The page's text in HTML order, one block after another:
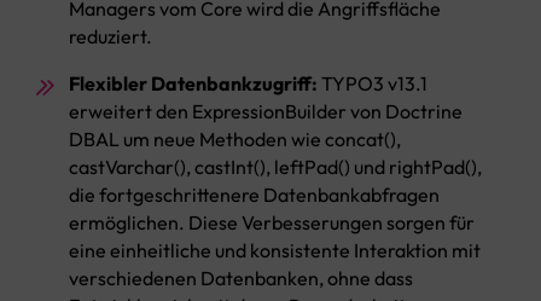
Managers vom Core wird die Angriffsfläche
reduziert.
Flexibler Datenbankzugriff: TYPO3 v13.1
erweitert den ExpressionBuilder von Doctrine
DBAL um neue Methoden wie concat(),
castVarchar(), castInt(), leftPad() und rightPad(),
die fortgeschrittenere Datenbankabfragen
ermöglichen. Diese Verbesserungen sorgen für
eine einheitliche und konsistente Interaktion mit
verschiedenen Datenbanken, ohne dass